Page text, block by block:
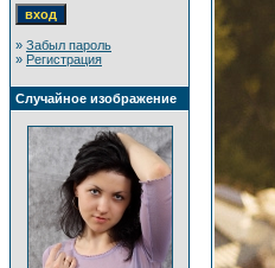
» Забыл пароль
» Регистрация
Случайное изображение